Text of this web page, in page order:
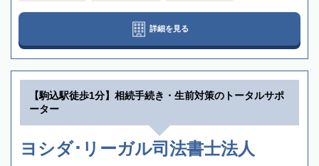
詳細を見る
【駒込駅徒歩1分】相続手続き・生前対策のトータルサポ
ーター
ヨシダ･リーガル司法書士法人